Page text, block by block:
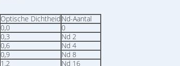
Optische Dichtheid Nd-Aantal
0,0
0
0,3
Nd 2
0,6
Nd 4
0,9
Nd 8
1.2
Nd 16